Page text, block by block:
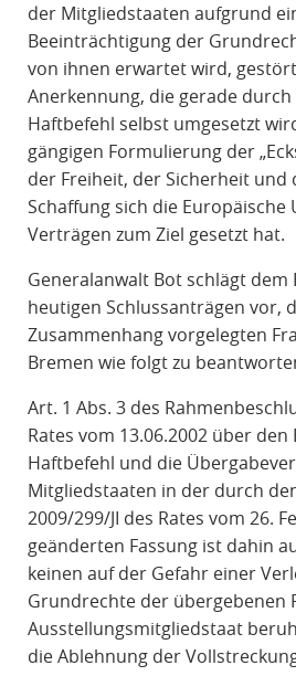
der Mitgliedstaaten aufgrund
Beeinträchtigung der
von ihnen erwartet wird,
Anerkennung, die gerade
Haftbefehl selbst umgesetzt
gängigen Formulierung der
der Freiheit, der Sicherheit und
Schaffung sich die Europäische
Verträgen zum Ziel gesetzt hat.
Generalanwalt Bot schlägt dem
heutigen Schlussanträgen vor,
Zusammenhang vorgelegten
Bremen wie folgt zu
Art. 1 Abs. 3 des
Rates vom 13.06.2002 über
Haftbefehl und die
Mitgliedstaaten in der durch
2009/299/JI des Rates vom 26.
geänderten Fassung ist dahin
keinen auf der Gefahr einer
Grundrechte der übergebenen
Ausstellungsmitgliedstaat
die Ablehnung der